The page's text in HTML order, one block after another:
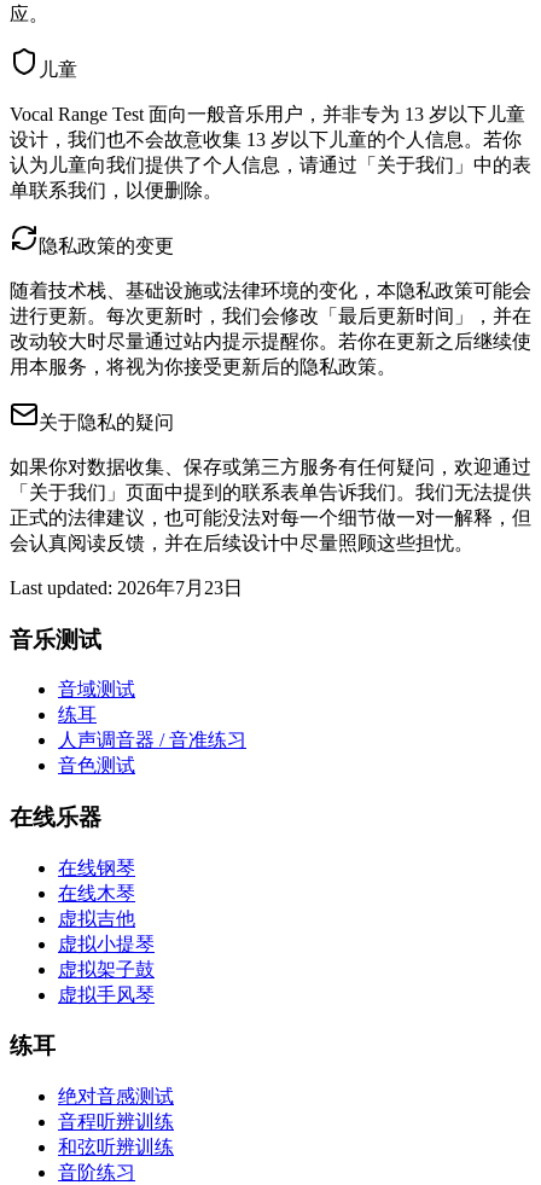
应。
儿童
Vocal Range Test 面向一般音乐用户，并非专为 13 岁以下儿童
设计，我们也不会故意收集 13 岁以下儿童的个人信息。若你
认为儿童向我们提供了个人信息，请通过「关于我们」中的表
单联系我们，以便删除。
隐私政策的变更
随着技术栈、基础设施或法律环境的变化，本隐私政策可能会
进行更新。每次更新时，我们会修改「最后更新时间」，并在
改动较大时尽量通过站内提示提醒你。若你在更新之后继续使
用本服务，将视为你接受更新后的隐私政策。
关于隐私的疑问
如果你对数据收集、保存或第三方服务有任何疑问，欢迎通过
「关于我们」页面中提到的联系表单告诉我们。我们无法提供
正式的法律建议，也可能没法对每一个细节做一对一解释，但
会认真阅读反馈，并在后续设计中尽量照顾这些担忧。
Last updated: 2026年7月23日
音乐测试
音域测试
练耳
人声调音器 / 音准练习
音色测试
在线乐器
在线钢琴
在线木琴
虚拟吉他
虚拟小提琴
虚拟架子鼓
虚拟手风琴
练耳
绝对音感测试
音程听辨训练
和弦听辨训练
音阶练习